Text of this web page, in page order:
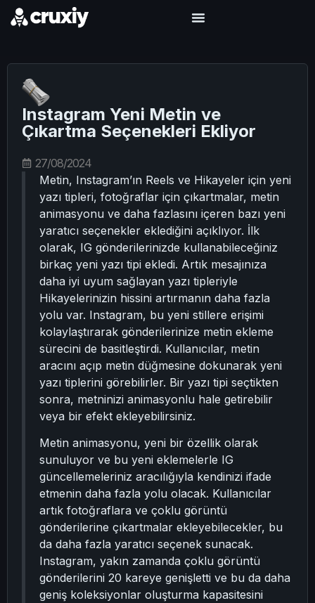
Instagram Yeni Metin ve
Çıkartma Seçenekleri Ekliyor
27/08/2024
Metin, Instagram’ın Reels ve Hikayeler için yeni
yazı tipleri, fotoğraflar için çıkartmalar, metin
animasyonu ve daha fazlasını içeren bazı yeni
yaratıcı seçenekler eklediğini açıklıyor. İlk
olarak, IG gönderilerinizde kullanabileceğiniz
birkaç yeni yazı tipi ekledi. Artık mesajınıza
daha iyi uyum sağlayan yazı tipleriyle
Hikayelerinizin hissini artırmanın daha fazla
yolu var. Instagram, bu yeni stillere erişimi
kolaylaştırarak gönderilerinize metin ekleme
sürecini de basitleştirdi. Kullanıcılar, metin
aracını açıp metin düğmesine dokunarak yeni
yazı tiplerini görebilirler. Bir yazı tipi seçtikten
sonra, metninizi animasyonlu hale getirebilir
veya bir efekt ekleyebilirsiniz.
Metin animasyonu, yeni bir özellik olarak
sunuluyor ve bu yeni eklemelerle IG
güncellemeleriniz aracılığıyla kendinizi ifade
etmenin daha fazla yolu olacak. Kullanıcılar
artık fotoğraflara ve çoklu görüntü
gönderilerine çıkartmalar ekleyebilecekler, bu
da daha fazla yaratıcı seçenek sunacak.
Instagram, yakın zamanda çoklu görüntü
gönderilerini 20 kareye genişletti ve bu da daha
geniş koleksiyonlar oluşturma kapasitesini